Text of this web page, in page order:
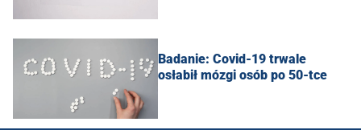
Badanie: Covid-19 trwale
osłabił mózgi osób po 50-tce